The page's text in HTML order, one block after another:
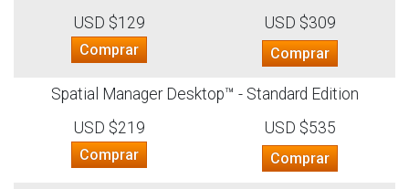
USD $129
Comprar
USD $309
Comprar
Spatial Manager Desktop™ - Standard Edition
USD $219
Comprar
USD $535
Comprar